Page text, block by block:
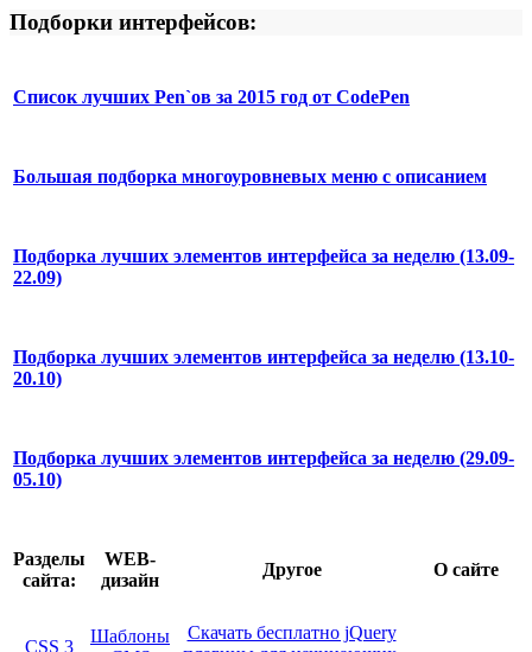
Подборки интерфейсов:
Список лучших Pen`ов за 2015 год от CodePen
Большая подборка многоуровневых меню с описанием
Подборка лучших элементов интерфейса за неделю (13.09-
22.09)
Подборка лучших элементов интерфейса за неделю (13.10-
20.10)
Подборка лучших элементов интерфейса за неделю (29.09-
05.10)
Разделы
сайта:
WEB-
дизайн
Другое О сайте
CSS 3
Шаблоны
Скачать бесплатно jQuery